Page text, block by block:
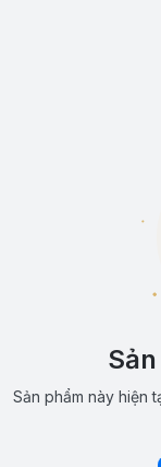
Sản phẩm này hiện